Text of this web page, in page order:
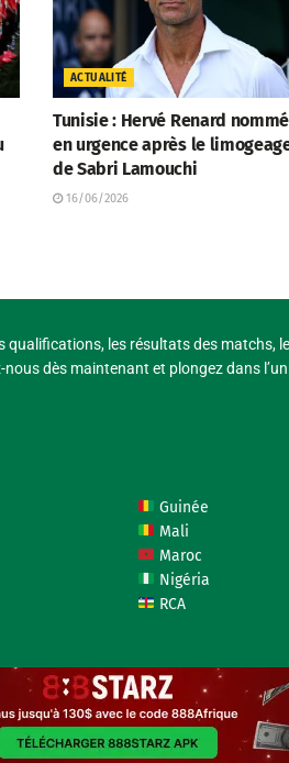
ACTUALITÉ
Tunisie : Hervé Renard nommé
en urgence après le
de Sabri Lamouchi
16/06/2026
qualifications, les résultats des matchs,
dès maintenant et plongez dans
Guinée
Mali
Maroc
Nigéria
RCA